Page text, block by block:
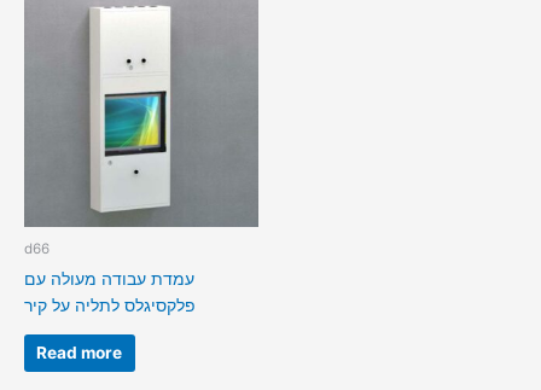
d66
עמדת עבודה מעולה עם
פלקסיגלס לתליה על קיר
Read more